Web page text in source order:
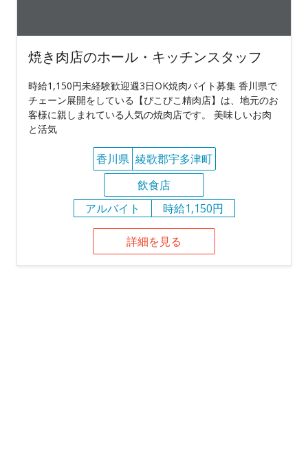
焼き肉店のホール・キッチンスタッフ
時給1,150円未経験歓迎週3日OK焼肉バイト募集 香川県で
チェーン展開をしている【ぴこぴこ精肉店】は、地元のお
客様に親しまれている人気の焼肉店です。 美味しいお肉
と活気
香川県 綾歌郡宇多津町
飲食店
アルバイト
時給1,150円
詳細を見る